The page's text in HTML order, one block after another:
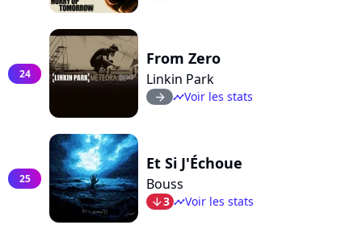
24
From Zero
Linkin Park
arrow_right timelineVoir les stats
25
Et Si J'Échoue
Bouss
arrow_bot3 timelineVoir les stats